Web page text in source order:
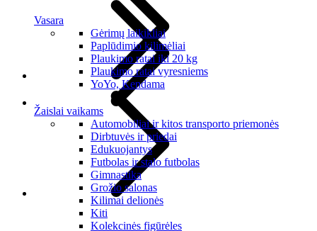
Vasara
Gėrimų laikikliai
Paplūdimio kilimėliai
Plaukimo ratai iki 20 kg
Plaukimo ratai vyresniems
YoYo, Kendama
Žaislai vaikams
Automobiliai ir kitos transporto priemonės
Dirbtuvės ir priedai
Edukuojantys
Futbolas ir stalo futbolas
Gimnastika
Grožio salonas
Kilimai delionės
Kiti
Kolekcinės figūrėles